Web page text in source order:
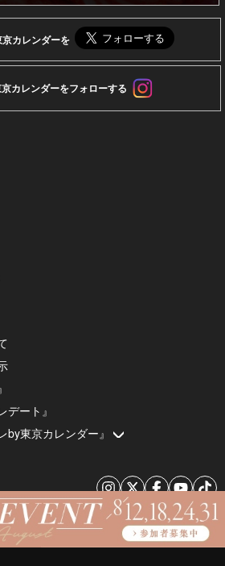
カレンダーを
カレンダーをフォローする
ート』
by東京カレンダー』
© 2026 by Tokyo Calendar, Inc.